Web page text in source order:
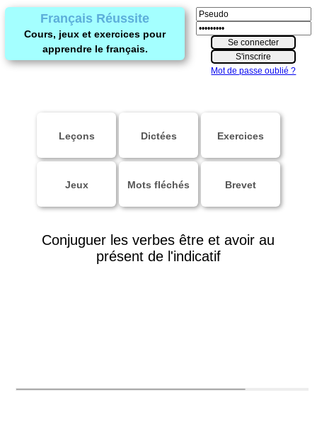
Français Réussite
Cours, jeux et exercices pour
apprendre le français.
Mot de passe oublié ?
Leçons Dictées Exercices
Jeux Mots fléchés Brevet
Conjuguer les verbes être et avoir au
présent de l'indicatif